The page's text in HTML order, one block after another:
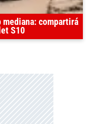
mediana: compartirá
S10